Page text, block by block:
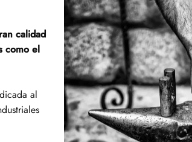
calidad
como el
al